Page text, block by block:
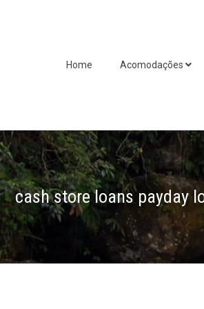
Home Acomodações
cash store loans payday